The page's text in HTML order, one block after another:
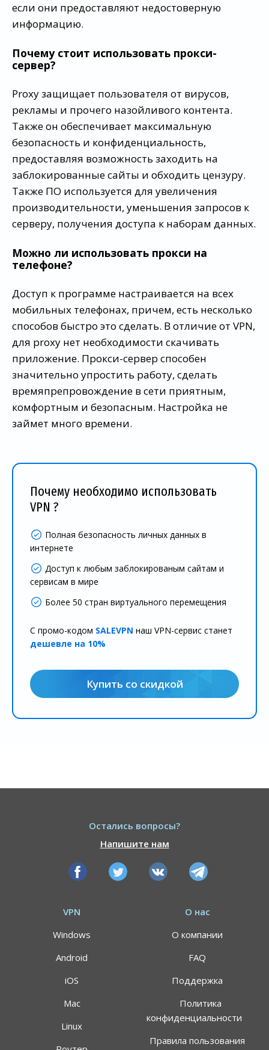
если они предоставляют недостоверную
информацию.
Почему стоит использовать прокси-
сервер?
Proxy защищает пользователя от вирусов,
рекламы и прочего назойливого контента.
Также он обеспечивает максимальную
безопасность и конфиденциальность,
предоставляя возможность заходить на
заблокированные сайты и обходить цензуру.
Также ПО используется для увеличения
производительности, уменьшения запросов к
серверу, получения доступа к наборам данных.
Можно ли использовать прокси на
телефоне?
Доступ к программе настраивается на всех
мобильных телефонах, причем, есть несколько
способов быстро это сделать. В отличие от VPN,
для proxy нет необходимости скачивать
приложение. Прокси-сервер способен
значительно упростить работу, сделать
времяпрепровождение в сети приятным,
комфортным и безопасным. Настройка не
займет много времени.
Почему необходимо использовать
VPN ?
Полная безопасность личных данных в
интернете
Доступ к любым заблокированым сайтам и
сервисам в мире
Более 50 стран виртуального перемещения
С промо-кодом SALEVPN наш VPN-сервис станет
дешевле на 10%
Купить со скидкой
Остались вопросы?
Напишите нам
VPN
Windows
Android
iOS
Mac
Linux
О нас
О компании
FAQ
Поддержка
Политика
конфиденциальности
Правила пользования